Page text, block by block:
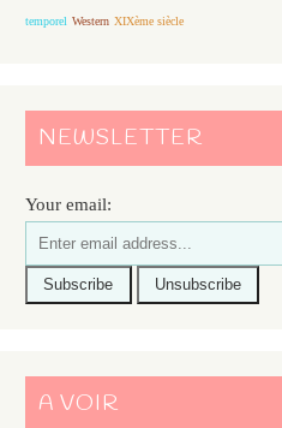
temporel Western XIXème siècle
NEWSLETTER
Your email:
A VOIR